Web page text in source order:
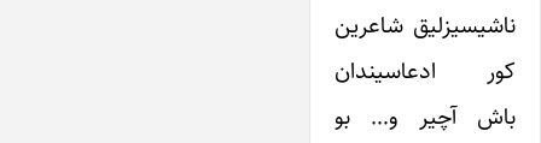
ناشیسیزلیق شاعرین
کور ادعاسیندان
باش آچیر و… بو